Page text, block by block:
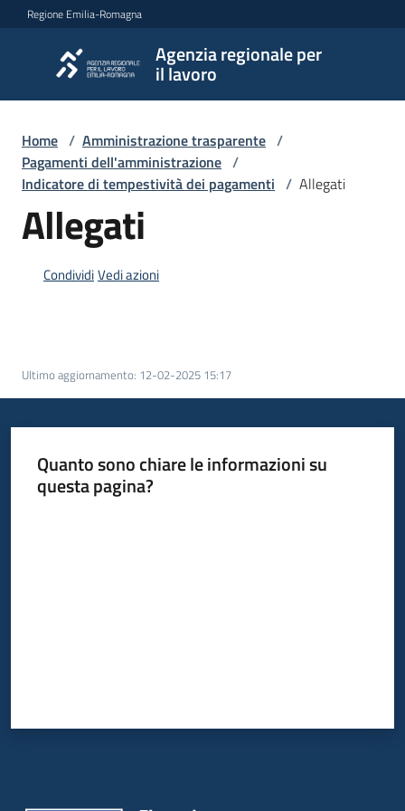
Vai al contenuto
Vai alla navigazione
Vai al footer
Regione Emilia-Romagna
Agenzia regionale per
il lavoro
Agenzia
regionale
per il
lavoro
L'Agenzia
Novità
I
per
l'impiego
Home / Amministrazione trasparente /
Pagamenti dell'amministrazione /
Indicatore di tempestività dei pagamenti / Allegati
Allegati
CondividiVedi azioni
Ultimo aggiornamento: 12-02-2025 15:17
Quanto sono chiare le informazioni su
questa pagina?